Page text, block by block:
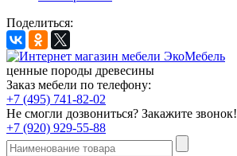
Поделиться:
ценные породы древесины
Заказ мебели по телефону:
+7 (495) 741-82-02
Не смогли дозвониться? Закажите звонок!
+7 (920) 929-55-88